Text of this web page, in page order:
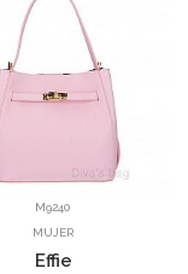
M9240
MUJER
Effie